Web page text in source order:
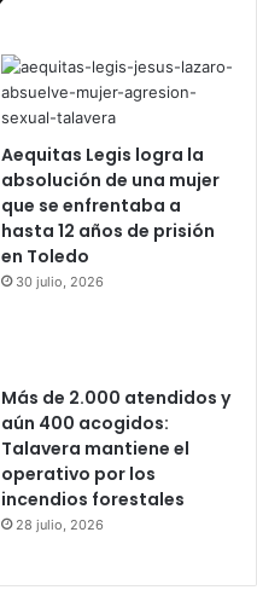
Aequitas Legis logra la
absolución de una mujer
que se enfrentaba a
hasta 12 años de prisión
en Toledo
30 julio, 2026
Más de 2.000 atendidos y
aún 400 acogidos:
Talavera mantiene el
operativo por los
incendios forestales
28 julio, 2026